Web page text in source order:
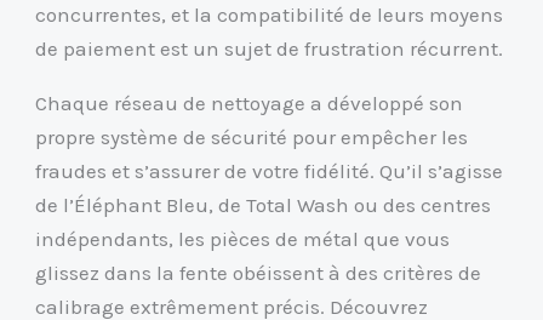
concurrentes, et la compatibilité de leurs moyens
de paiement est un sujet de frustration récurrent.
Chaque réseau de nettoyage a développé son
propre système de sécurité pour empêcher les
fraudes et s’assurer de votre fidélité. Qu’il s’agisse
de l’Éléphant Bleu, de Total Wash ou des centres
indépendants, les pièces de métal que vous
glissez dans la fente obéissent à des critères de
calibrage extrêmement précis. Découvrez